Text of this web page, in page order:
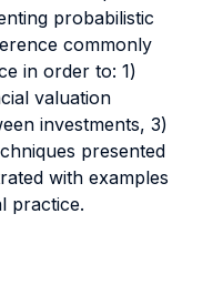
probabilistic
commonly
in order to: 1)
valuation
investments, 3)
presented
with examples
practice.